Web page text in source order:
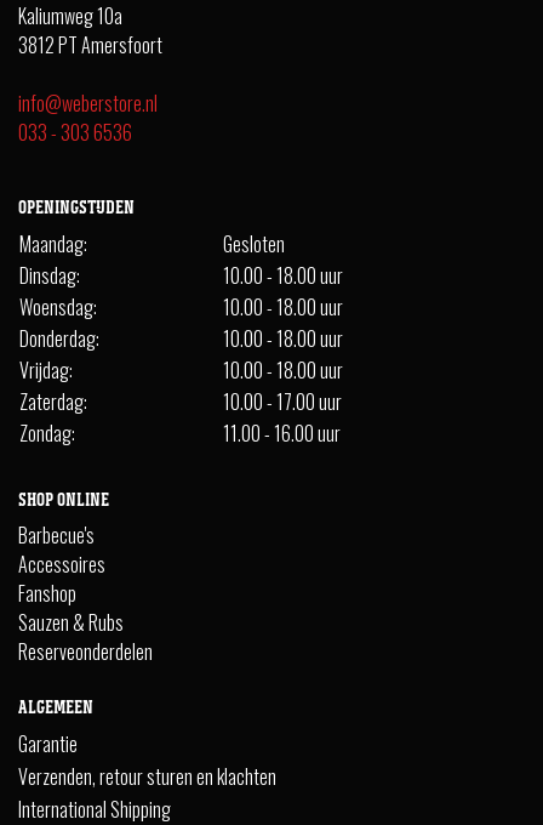
Kaliumweg 10a
3812 PT Amersfoort
info@weberstore.nl
033 - 303 6536
OPENINGSTIJDEN
Maandag:
Gesloten
Dinsdag:
10.00 - 18.00 uur
Woensdag:
10.00 - 18.00 uur
Donderdag:
10.00 - 18.00 uur
Vrijdag:
10.00 - 18.00 uur
Zaterdag:
10.00 - 17.00 uur
Zondag:
11.00 - 16.00 uur
SHOP ONLINE
Barbecue's
Accessoires
Fanshop
Sauzen & Rubs
Reserveonderdelen
ALGEMEEN
Garantie
Verzenden, retour sturen en klachten
International Shipping